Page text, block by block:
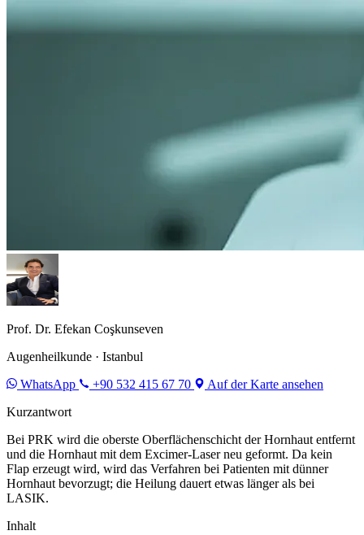
Prof. Dr. Efekan Coşkunseven
Augenheilkunde · Istanbul
WhatsApp
+90 532 415 67 70
Auf der Karte ansehen
Kurzantwort
Bei PRK wird die oberste Oberflächenschicht der Hornhaut entfernt
und die Hornhaut mit dem Excimer-Laser neu geformt. Da kein
Flap erzeugt wird, wird das Verfahren bei Patienten mit dünner
Hornhaut bevorzugt; die Heilung dauert etwas länger als bei
LASIK.
Inhalt